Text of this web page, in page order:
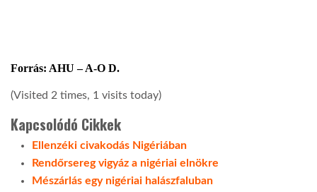
GLOBOZSARU
DOBRAVERO.HU
LATIMO.HU
Forrás: AHU – A-O D.
(Visited 2 times, 1 visits today)
Kapcsolódó Cikkek
Ellenzéki civakodás Nigériában
Rendőrsereg vigyáz a nigériai elnökre
Mészárlás egy nigériai halászfaluban